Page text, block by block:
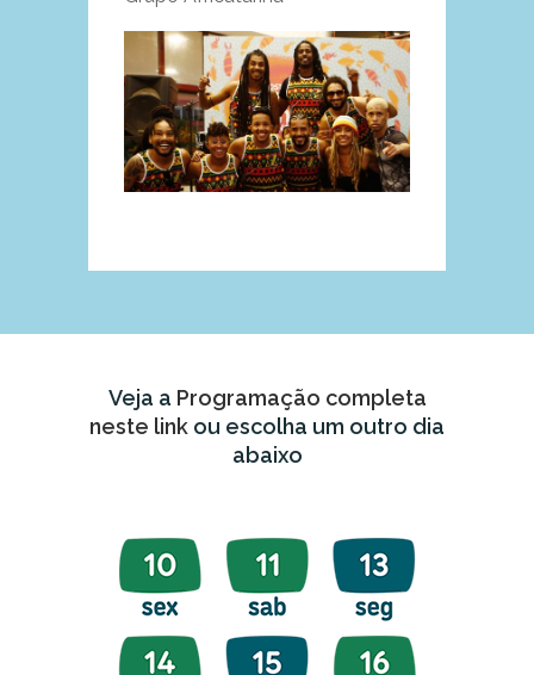
Veja a Programação completa
neste link ou escolha um outro dia
abaixo